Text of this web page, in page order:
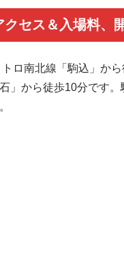
クセス＆入場料、
ロ南北線「駒込」か
」から徒歩10分です。